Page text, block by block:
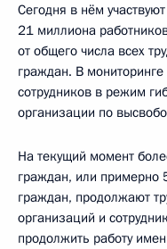
Сегодня в нём
21 миллиона
от общего числа всех
граждан. В
сотрудников в режим
организации по
На текущий момент
граждан, или примерно
граждан, продолжают
организаций и
продолжить работу